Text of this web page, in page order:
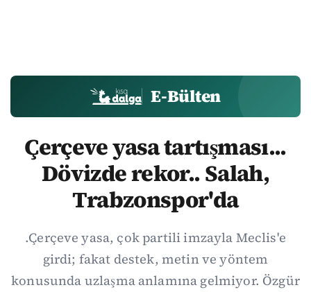
E-Bülten
Çerçeve yasa tartışması...
Dövizde rekor.. Salah,
Trabzonspor'da
.Çerçeve yasa, çok partili imzayla Meclis'e
girdi; fakat destek, metin ve yöntem
konusunda uzlaşma anlamına gelmiyor. Özgür